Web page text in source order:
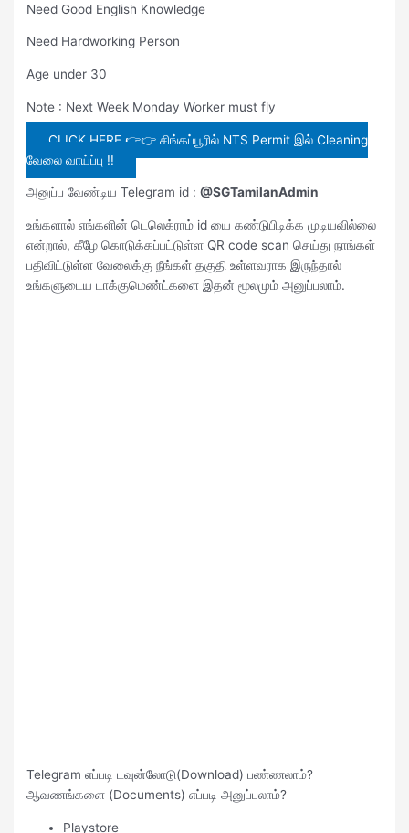
Need Good English Knowledge
Need Hardworking Person
Age under 30
Note : Next Week Monday Worker must fly
CLICK HERE 👉👉 சிங்கப்பூரில் NTS Permit இல் Cleaning
வேலை வாய்ப்பு !!
அனுப்ப வேண்டிய Telegram id :@SGTamilanAdmin
உங்களால் எங்களின் டெலெக்ராம் id யை கண்டுபிடிக்க முடியவில்லை
என்றால், கீழே கொடுக்கப்பட்டுள்ள QR code scan செய்து நாங்கள்
பதிவிட்டுள்ள வேலைக்கு நீங்கள் தகுதி உள்ளவராக இருந்தால்
உங்களுடைய டாக்குமெண்ட்களை இதன் மூலமும் அனுப்பலாம்.
Telegram எப்படி டவுன்லோடு(Download) பண்ணலாம்?
ஆவணங்களை (Documents) எப்படி அனுப்பலாம்?
Playstore